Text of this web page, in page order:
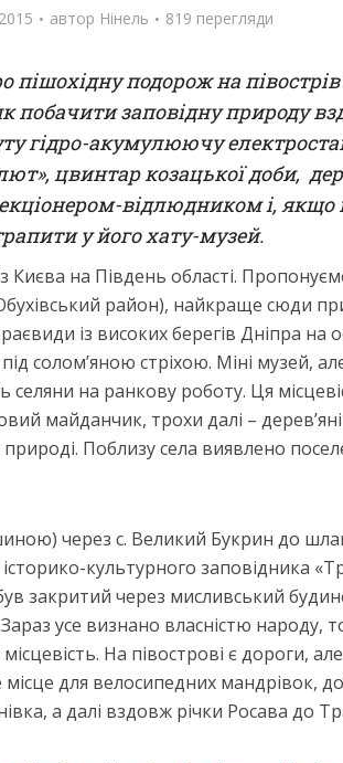
автор Нінель 819 перегляди
пішохідну подорож на
побачити заповідну природу
гідро-акумулюючу
цвинтар козацької доби,
відлюдником і, якщо
у його хату-музей.
Києва на Південь області.
район), найкраще сюди
із високих берегів Дніпра на
солом’яною стріхою. Міні музей,
на ранкову роботу. Ця
майданчик, трохи далі –
Поблизу села виявлено
через с. Великий Букрин до
культурного заповідника
закритий через мисливський
усе визнано власністю народу,
На півострові є дороги,
для велосипедних мандрівок,
а далі вздовж річки Росава до
399 перегляди